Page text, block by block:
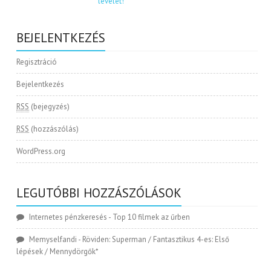
BEJELENTKEZÉS
Regisztráció
Bejelentkezés
RSS (bejegyzés)
RSS (hozzászólás)
WordPress.org
LEGUTÓBBI HOZZÁSZÓLÁSOK
Internetes pénzkeresés - Top 10 filmek az űrben
Memyselfandi - Röviden: Superman / Fantasztikus 4-es: Első
lépések / Mennydörgők*